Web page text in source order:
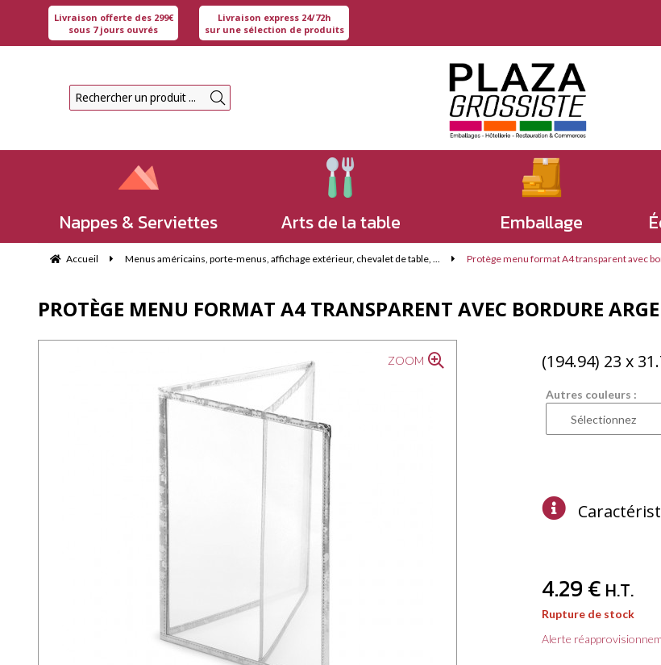
Nappes & Serviettes Arts de la table Emballage
Accueil Menus américains, porte-menus, affichage extérieur, chevalet de table, ... Protège menu format A4 transparent avec
PROTÈGE MENU FORMAT A4 TRANSPARENT AVEC BORDURE
ZOOM (194.94) 23 x
Autres couleurs :
4.29€ H.T.
Rupture de stock
Alerte
Livraison offerte des 299€
sous 7 jours ouvrés
Livraison express 24/72h
sur une sélection de produits